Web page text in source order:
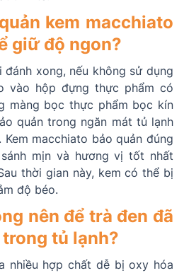
kem macchiato
giữ độ ngon?
đánh xong, nếu không sử dụng
vào hộp đựng thực phẩm có
màng bọc thực phẩm bọc kín
quản trong ngăn mát tủ lạnh
macchiato bảo quản đúng
mịn và hương vị tốt nhất
thời gian này, kem có thể bị
độ béo.
nên để trà đen đã
tủ lạnh?
nhiều hợp chất dễ bị oxy hóa